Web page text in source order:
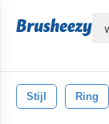
Stijl Ring